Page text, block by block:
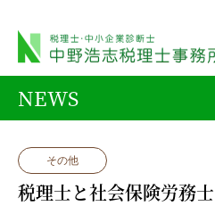
NEWS
その他
税理士と社会保険労務